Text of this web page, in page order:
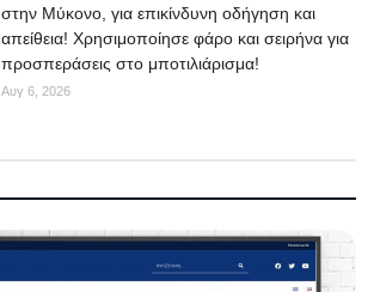
στην Μύκονο, για επικίνδυνη οδήγηση και
απείθεια! Χρησιμοποίησε φάρο και σειρήνα για
προσπεράσεις στο μποτιλιάρισμα!
Αυγ 6, 2026